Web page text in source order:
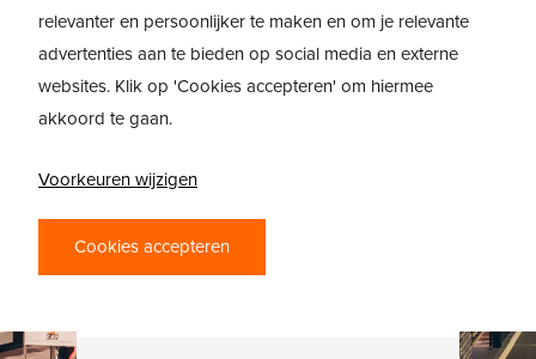
STORE EMPLOYEE
AMSTERDAM
Amsterdam
MBO werk-/denkniveau
relevanter en persoonlijker te maken en om je relevante
advertenties aan te bieden op social media en externe
websites. Klik op 'Cookies accepteren' om hiermee
akkoord te gaan.
Voorkeuren wijzigen
Cookies accepteren